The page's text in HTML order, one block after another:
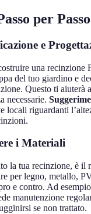
per Passo
e
una recinzione
del tuo giardino e
Questo ti aiuterà
necessarie.
locali riguardanti
i Materiali
la tua recinzione, è il
per legno, metallo,
e contro. Ad
manutenzione
se non trattato.